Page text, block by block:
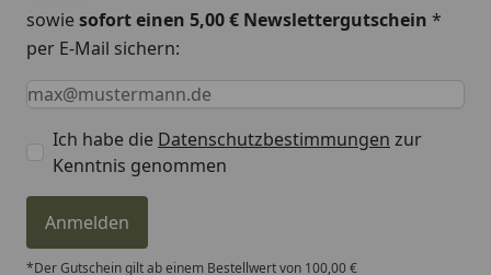
Abstand Wand bis Mitte
Gewinde:
ca. 41 mm
Abstand Wand bis
Vorderkante Heizkörper:
ca. 74 mm
Für elektrischen bzw.
Mischbetrieb geeignet:
Garantie:
sowiesofort einen 5,00 € Newslettergutschein *
per E-Mail sichern:
Keine Eingabe erforderlich
Eingabe erforderlich
E-Mail *
Ich habe die Datenschutzbestimmungen zur
Kenntnis genommen
Anmelden
*Der Gutschein gilt ab einem Bestellwert von 100,00 €